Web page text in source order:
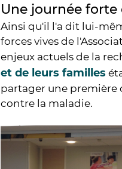
Une journée
Ainsi qu'il l'a dit lui-
forces vives de
enjeux actuels de la
et de leurs familles
partager une
contre la maladie.